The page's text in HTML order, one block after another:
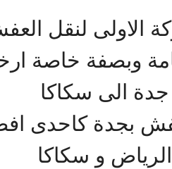
الاولى لنقل
وبصفة خاصة
الى سكاكا
بجدة كاحدى
و سكاكا